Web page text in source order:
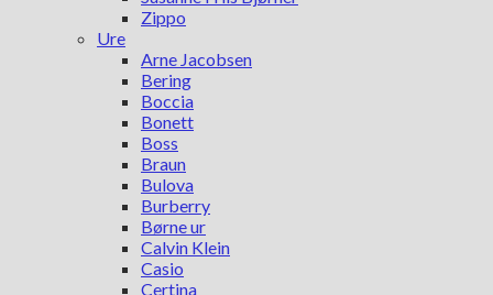
Zippo
Ure
Arne Jacobsen
Bering
Boccia
Bonett
Boss
Braun
Bulova
Burberry
Børne ur
Calvin Klein
Casio
Certina